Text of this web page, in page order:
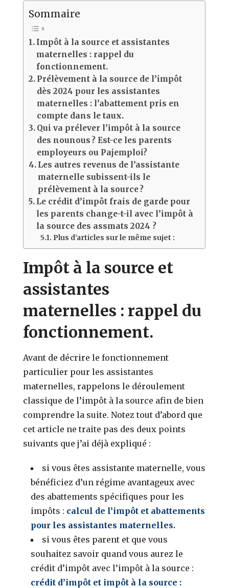
Sommaire
Impôt à la source et assistantes
maternelles : rappel du
fonctionnement.
Prélèvement à la source de l’impôt
dès 2024 pour les assistantes
maternelles : l’abattement pris en
compte dans le taux.
Qui va prélever l’impôt à la source
des nounous ? Est-ce les parents
employeurs ou Pajemploi?
Les autres revenus de l’assistante
maternelle subissent-ils le
prélèvement à la source ?
Le crédit d’impôt frais de garde pour
les parents change-t-il avec l’impôt à
la source des assmats 2024 ?
Plus d’articles sur le même sujet :
Impôt à la source et
assistantes
maternelles : rappel du
fonctionnement.
Avant de décrire le fonctionnement
particulier pour les assistantes
maternelles, rappelons le déroulement
classique de l’impôt à la source afin de bien
comprendre la suite. Notez tout d’abord que
cet article ne traite pas des deux points
suivants que j’ai déjà expliqué :
si vous êtes assistante maternelle, vous
bénéficiez d’un régime avantageux avec
des abattements spécifiques pour les
impôts : calcul de l’impôt et abattements
pour les assistantes maternelles.
si vous êtes parent et que vous
souhaitez savoir quand vous aurez le
crédit d’impôt avec l’impôt à la source :
crédit d’impôt et impôt à la source :